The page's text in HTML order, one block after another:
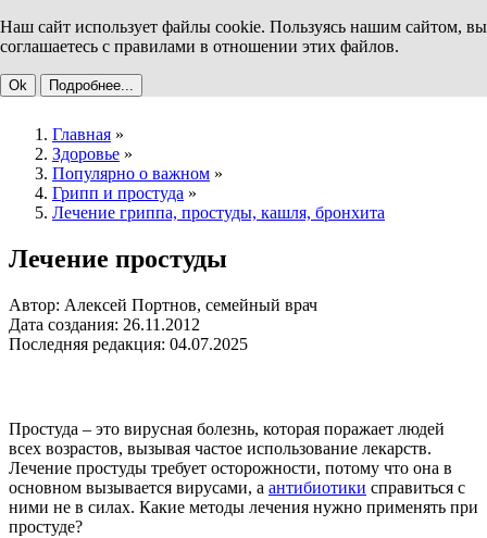
Наш сайт использует файлы cookie. Пользуясь нашим сайтом, вы
соглашаетесь с правилами в отношении этих файлов.
Ok Подробнее...
Главная »
Здоровье »
Популярно о важном »
Грипп и простуда »
Лечение гриппа, простуды, кашля, бронхита
Лечение простуды
Автор: Алексей Портнов, семейный врач
Дата создания: 26.11.2012
Последняя редакция: 04.07.2025
Простуда – это вирусная болезнь, которая поражает людей
всех возрастов, вызывая частое использование лекарств.
Лечение простуды требует осторожности, потому что она в
основном вызывается вирусами, а антибиотики справиться с
ними не в силах. Какие методы лечения нужно применять при
простуде?